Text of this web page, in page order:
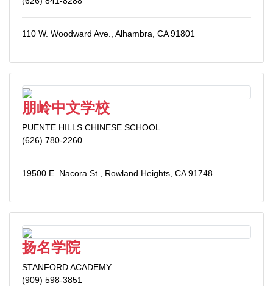
110 W. Woodward Ave., Alhambra, CA 91801
朋岭中文学校
PUENTE HILLS CHINESE SCHOOL
(626) 780-2260
19500 E. Nacora St., Rowland Heights, CA 91748
扬名学院
STANFORD ACADEMY
(909) 598-3851